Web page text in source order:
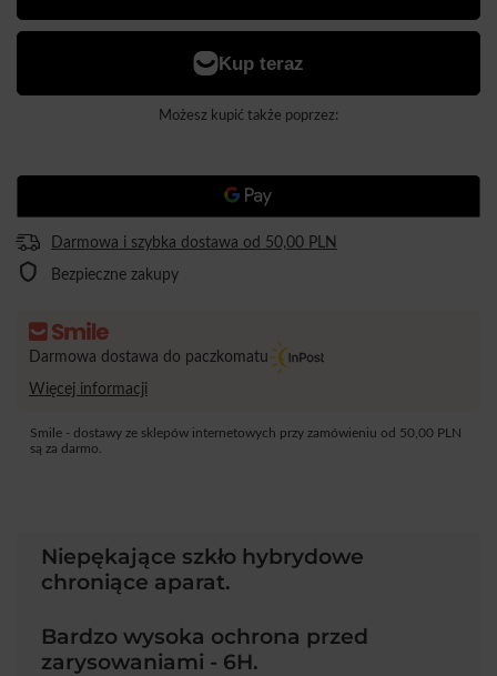
Możesz kupić także poprzez:
Darmowa i szybka dostawa od 50,00 PLN
Bezpieczne zakupy
Darmowa dostawa do paczkomatu
Więcej informacji
Smile - dostawy ze sklepów internetowych przy zamówieniu od 50,00 PLN
są za darmo.
Niepękające szkło hybrydowe
chroniące aparat.
Bardzo wysoka ochrona przed
zarysowaniami - 6H.